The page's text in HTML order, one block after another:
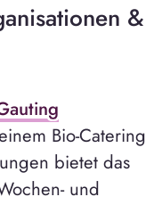
&
Bio-Catering
bietet das
und